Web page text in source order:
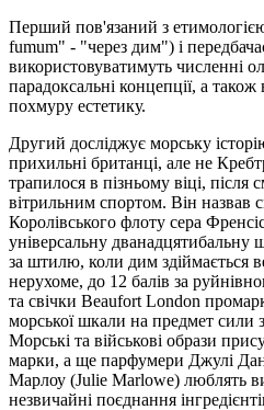
Перший пов'язаний з
fumum" - "через дим") і
використовуватимуть численні
парадоксальні концепції, а
похмуру естетику.
Другий досліджує морську
прихильні британці, але не
трапилося в пізньому віці, після
вітрильним спортом. Він назвав
Королівського флоту сера
універсальну дванадцятибальну
за штилю, коли дим здіймається
нерухоме, до 12 балів за
та свічки Beaufort London
морської шкали на предмет сили
Морські та військові образи
марки, а ще парфумери Джулі
Марлоу (Julie Marlowe) люблять
незвичайні поєднання